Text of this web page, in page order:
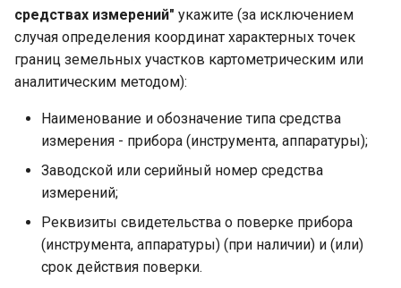
средствах измерений" укажите (за исключением
случая определения координат характерных точек
границ земельных участков картометрическим или
аналитическим методом):
Наименование и обозначение типа средства
измерения - прибора (инструмента, аппаратуры);
Заводской или серийный номер средства
измерений;
Реквизиты свидетельства о поверке прибора
(инструмента, аппаратуры) (при наличии) и (или)
срок действия поверки.